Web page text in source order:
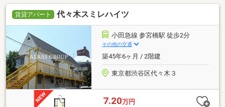
賃貸アパート 代々木スミレハイツ
小田急線 参宮橋駅 徒歩2分
その他の交通
築45年6ヶ月 / 2階建
東京都渋谷区代々木３
7.20万円